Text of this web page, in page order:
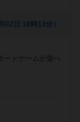
日 18時13分）
ードゲームが遊べ